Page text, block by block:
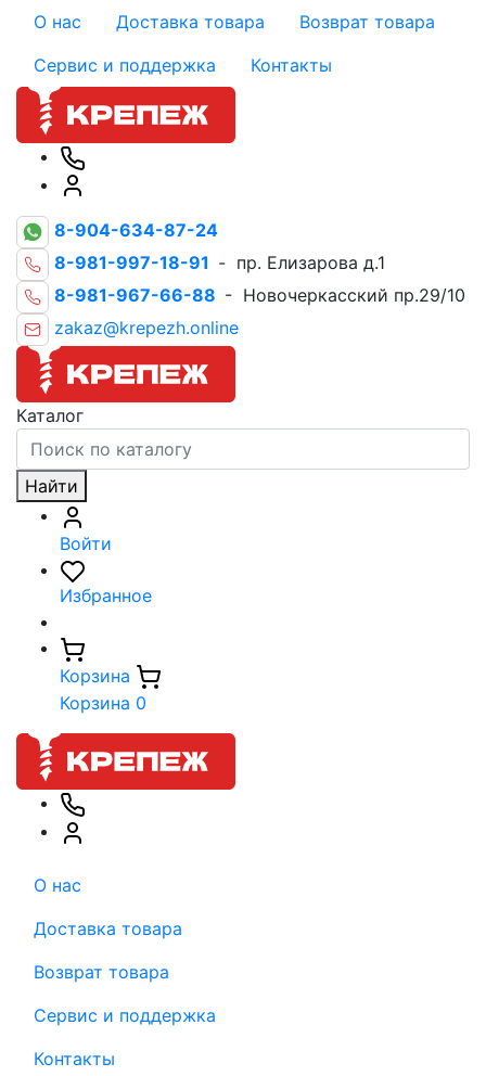
О нас Доставка товара
Возврат товара
Сервис и поддержка
Контакты
8-904-634-87-24
8-981-997-18-91 - пр. Елизарова д.1
8-981-967-66-88 - Новочеркасский пр.29/10
zakaz@krepezh.online
Каталог
Найти
Войти
Избранное
Корзина
Корзина 0
О нас
Доставка товара
Возврат товара
Сервис и поддержка
Контакты